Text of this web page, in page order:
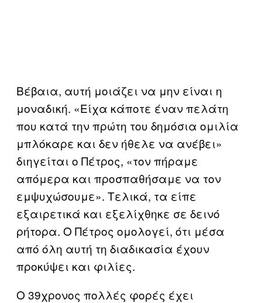
Βέβαια, αυτή μοιάζει να μην είναι η
μοναδική. «Είχα κάποτε έναν πελάτη
που κατά την πρώτη του δημόσια ομιλία
μπλόκαρε και δεν ήθελε να ανέβει»
διηγείται ο Πέτρος, «τον πήραμε
απόμερα και προσπαθήσαμε να τον
εμψυχώσουμε». Τελικά, τα είπε
εξαιρετικά και εξελίχθηκε σε δεινό
ρήτορα. Ο Πέτρος ομολογεί, ότι μέσα
από όλη αυτή τη διαδικασία έχουν
προκύψει και φιλίες.
Ο 39χρονος πολλές φορές έχει